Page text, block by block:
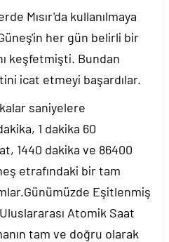
Mısır'da kullanılmaya
Güneş'in her gün belirli bir
keşfetmişti. Bundan
icat etmeyi başardılar.
saniyelere
1 dakika 60
1440 dakika ve 86400
etrafındaki bir tam
Eşitlenmiş
Atomik Saat
tam ve doğru olarak